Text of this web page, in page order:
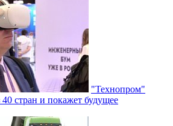
"Технопром"
40 стран и покажет будущее